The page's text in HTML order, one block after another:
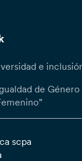
e
de Género
scpa